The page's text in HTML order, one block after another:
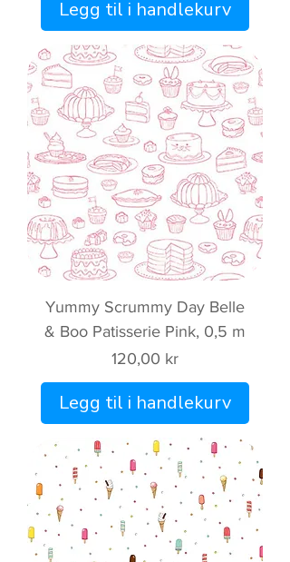
Legg til i handlekurv
Yummy Scrummy Day Belle
& Boo Patisserie Pink, 0,5 m
Pris
120,00 kr
Legg til i handlekurv